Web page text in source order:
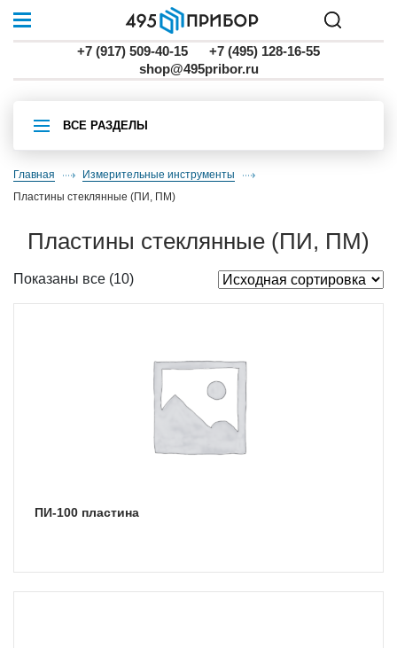
+7 (917) 509-40-15
+7 (495) 128-16-55
shop@495pribor.ru
ВСЕ РАЗДЕЛЫ
Главная
Измерительные инструменты
пластины стеклянные (ПИ, ПМ)
пластины стеклянные (ПИ, ПМ)
Показаны все (10)
ПИ-100 пластина